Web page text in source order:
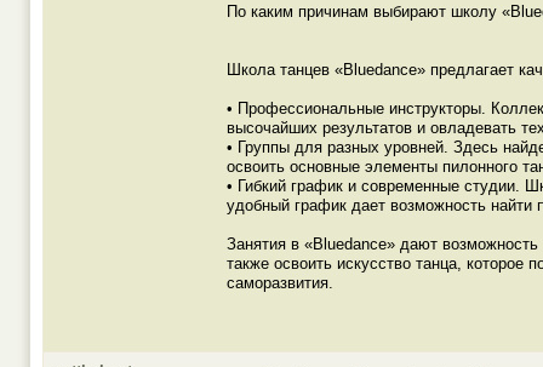
По каким причинам выбирают школу
Школа танцев «Bluedance» предлагает
• Профессиональные инструкторы.
высочайших результатов и овладевать
• Группы для разных уровней. Здесь
освоить основные элементы пилонного
• Гибкий график и современные студии.
удобный график дает возможность
Занятия в «Bluedance» дают
также освоить искусство танца, которое
саморазвития.